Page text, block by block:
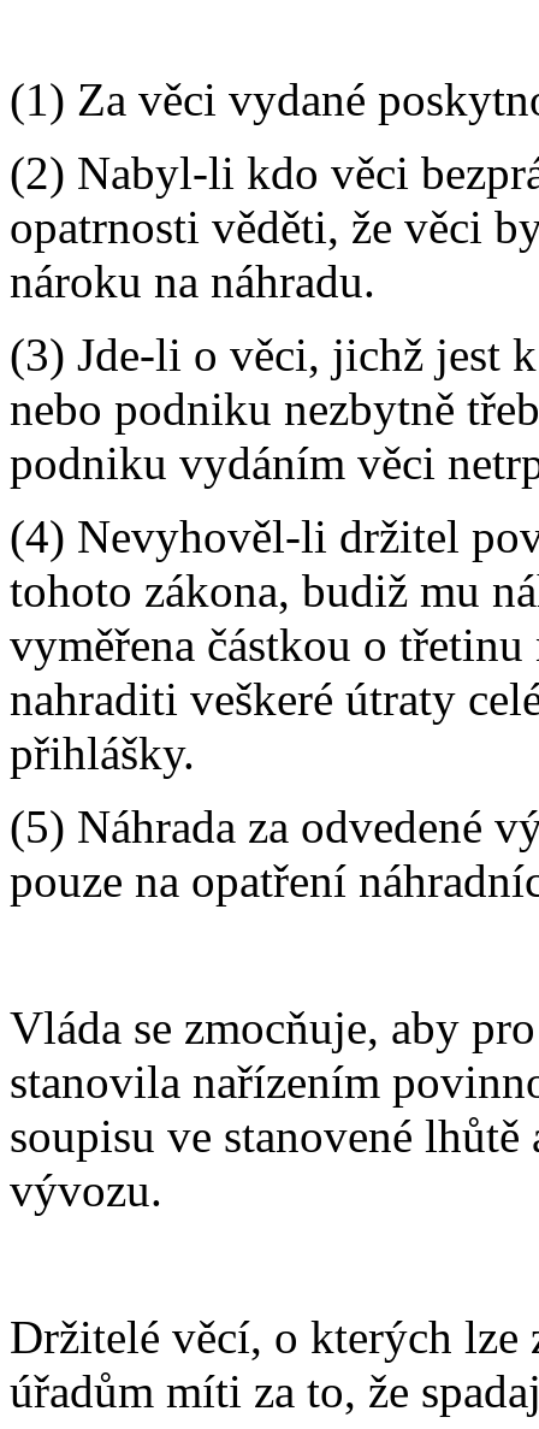
(1) Za věci vydané
(2) Nabyl-li kdo věci
opatrnosti věděti, že věci
nároku na náhradu.
(3) Jde-li o věci, jichž jest
nebo podniku nezbytně
podniku vydáním věci
(4) Nevyhověl-li držitel
tohoto zákona, budiž mu
vyměřena částkou o
nahraditi veškeré útraty
přihlášky.
(5) Náhrada za odvedené
pouze na opatření
Vláda se zmocňuje, aby
stanovila nařízením
soupisu ve stanovené
vývozu.
Držitelé věcí, o kterých
úřadům míti za to, že